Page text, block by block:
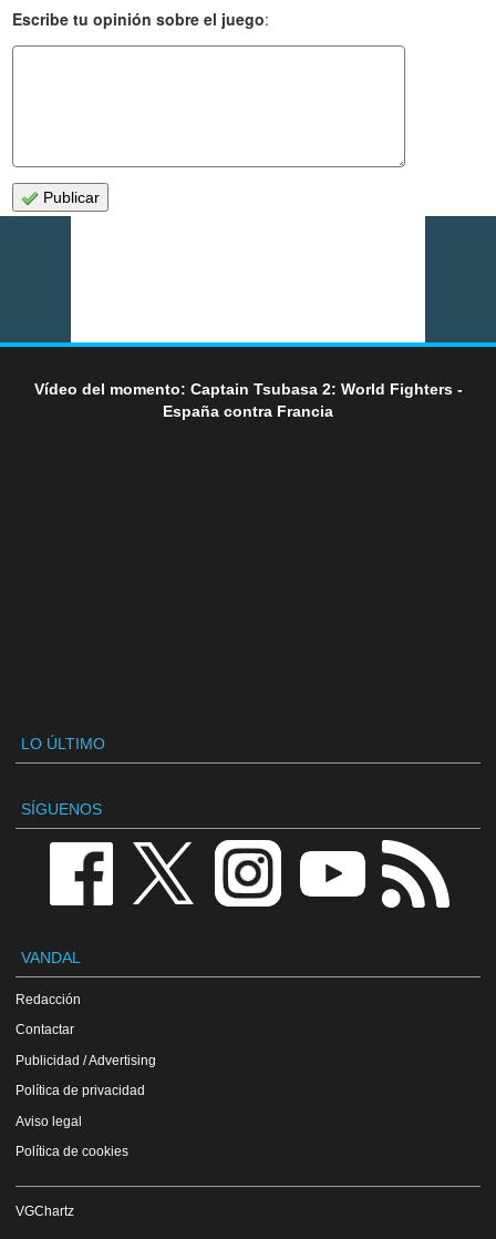
Escribe tu opinión sobre el juego:
Publicar
Vídeo del momento: Captain Tsubasa 2: World Fighters -
España contra Francia
LO ÚLTIMO
SÍGUENOS
VANDAL
Redacción
Contactar
Publicidad / Advertising
Política de privacidad
Aviso legal
Política de cookies
VGChartz